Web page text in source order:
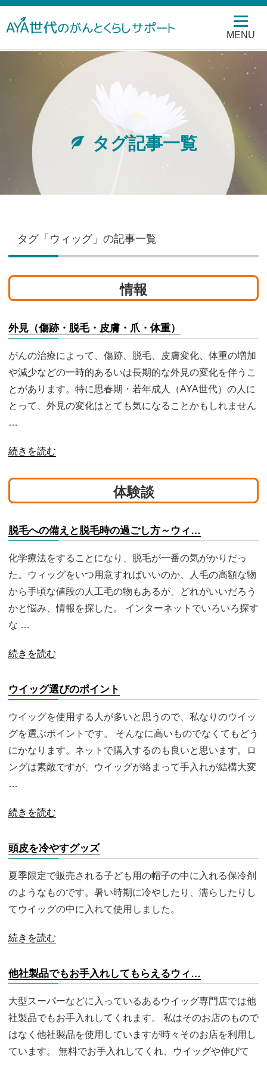
MENU
タグ記事一覧
タグ「ウィッグ」の記事一覧
情報
外見（傷跡・脱毛・皮膚・爪・体重）
がんの治療によって、傷跡、脱毛、皮膚変化、体重の増加
や減少などの一時的あるいは長期的な外見の変化を伴うこ
とがあります。特に思春期・若年成人（AYA世代）の人に
とって、外見の変化はとても気になることかもしれません
…
続きを読む
体験談
脱毛への備えと脱毛時の過ごし方～ウィ…
化学療法をすることになり、脱毛が一番の気がかりだっ
た。ウィッグをいつ用意すればいいのか、人毛の高額な物
から手頃な値段の人工毛の物もあるが、どれがいいだろう
かと悩み、情報を探した。 インターネットでいろいろ探す
な …
続きを読む
ウイッグ選びのポイント
ウイッグを使用する人が多いと思うので、私なりのウイッ
グを選ぶポイントです。 そんなに高いものでなくてもどう
にかなります。ネットで購入するのも良いと思います。ロ
ングは素敵ですが、ウイッグが絡まって手入れが結構大変
…
続きを読む
頭皮を冷やすグッズ
夏季限定で販売される子ども用の帽子の中に入れる保冷剤
のようなものです。暑い時期に冷やしたり、濡らしたりし
てウイッグの中に入れて使用しました。
続きを読む
他社製品でもお手入れしてもらえるウィ…
大型スーパーなどに入っているあるウイッグ専門店では他
社製品でもお手入れしてくれます。 私はそのお店のもので
はなく他社製品を使用していますが時々そのお店を利用し
ています。 無料でお手入れしてくれ、ウイッグや伸びて